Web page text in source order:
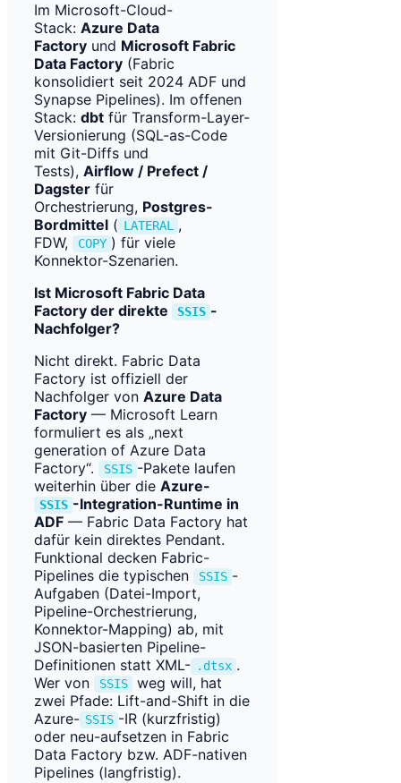
Im Microsoft-Cloud-
Stack: Azure Data
Factory und Microsoft Fabric
Data Factory (Fabric
konsolidiert seit 2024 ADF und
Synapse Pipelines). Im offenen
Stack: dbt für Transform-Layer-
Versionierung (SQL-as-Code
mit Git-Diffs und
Tests), Airflow / Prefect /
Dagster für
Orchestrierung, Postgres-
Bordmittel ( LATERAL ,
FDW,
COPY ) für viele
Konnektor-Szenarien.
Ist Microsoft Fabric Data
Factory der direkte
SSIS -
Nachfolger?
Nicht direkt. Fabric Data
Factory ist offiziell der
Nachfolger von Azure Data
Factory — Microsoft Learn
formuliert es als „next
generation of Azure Data
Factory“.
SSIS -Pakete laufen
weiterhin über die Azure-
SSIS -Integration-Runtime in
ADF — Fabric Data Factory hat
dafür kein direktes Pendant.
Funktional decken Fabric-
Pipelines die typischen
SSIS -
Aufgaben (Datei-Import,
Pipeline-Orchestrierung,
Konnektor-Mapping) ab, mit
JSON-basierten Pipeline-
Definitionen statt XML- .dtsx .
Wer von
SSIS
weg will, hat
zwei Pfade: Lift-and-Shift in die
Azure- SSIS -IR (kurzfristig)
oder neu-aufsetzen in Fabric
Data Factory bzw. ADF-nativen
Pipelines (langfristig).